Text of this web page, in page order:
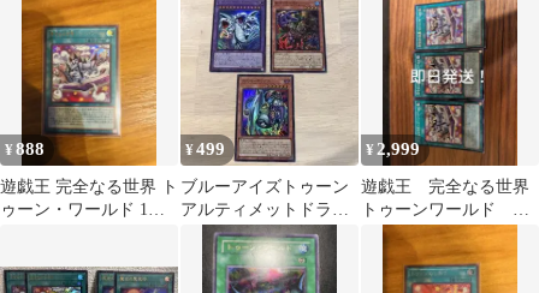
¥888
遊戯王 完全なる世界 ト
ゥーン・ワールド 1
¥499
ブルーアイズトゥーン
アルティメットドラゴ
ン エビルボックス
ノーフェイス
¥ 2,999
遊戯王 完全なる世界
トゥーンワールド シ
ークレット 3枚セット